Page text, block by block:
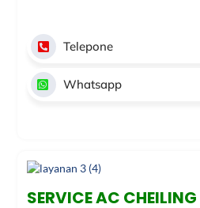
Telepone
Whatsapp
SERVICE AC CHEILING